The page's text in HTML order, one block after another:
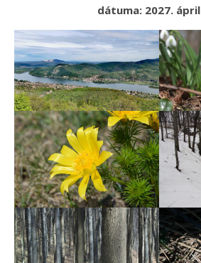
dátuma: 2027.